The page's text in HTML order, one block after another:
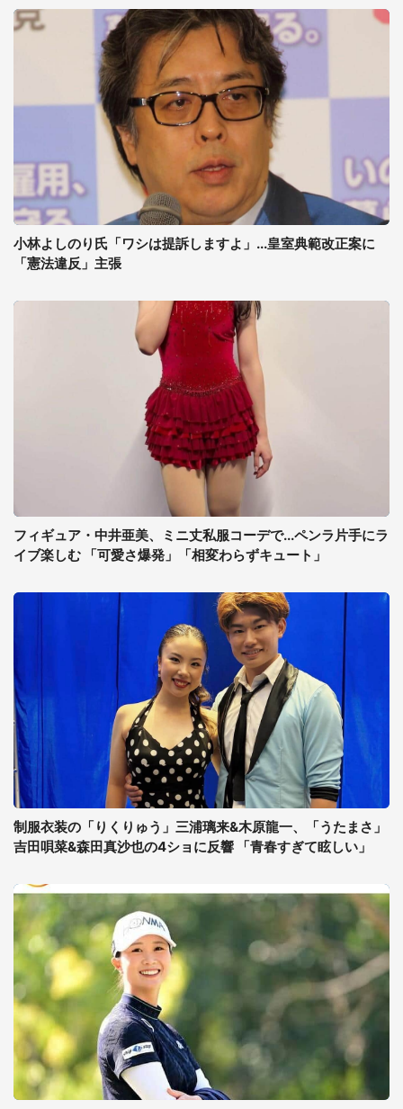
小林よしのり氏「ワシは提訴しますよ」...皇室典範改正案に
「憲法違反」主張
フィギュア・中井亜美、ミニ丈私服コーデで...ペンラ片手にラ
イブ楽しむ 「可愛さ爆発」「相変わらずキュート」
制服衣装の「りくりゅう」三浦璃来&木原龍一、「うたまさ」
吉田唄菜&森田真沙也の4ショに反響 「青春すぎて眩しい」